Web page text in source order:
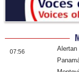
07:56
Alertan